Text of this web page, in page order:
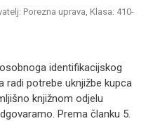
Porezna uprava, Klasa: 410-
identifikacijskog
radi potrebe uknjižbe kupca
knjižnom odjelu
Prema članku 5.